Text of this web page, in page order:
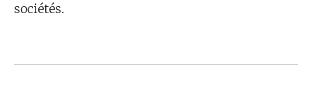
sociétés.